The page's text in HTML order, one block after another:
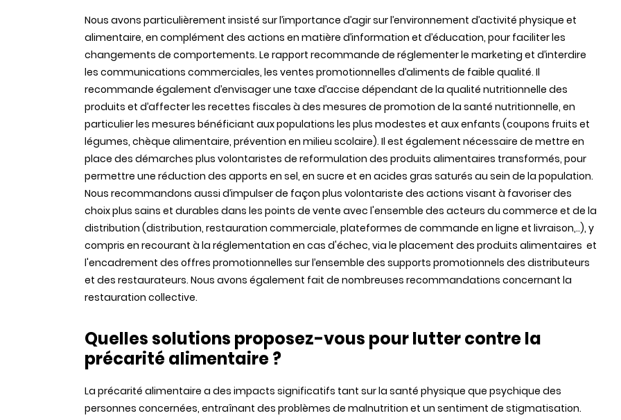
Nous avons particulièrement insisté sur l’importance d’agir sur l’environnement d’activité physique et
alimentaire, en complément des actions en matière d’information et d’éducation, pour faciliter les
changements de comportements. Le rapport recommande de réglementer le marketing et d’interdire
les communications commerciales, les ventes promotionnelles d’aliments de faible qualité. Il
recommande également d’envisager une taxe d’accise dépendant de la qualité nutritionnelle des
produits et d’affecter les recettes fiscales à des mesures de promotion de la santé nutritionnelle, en
particulier les mesures bénéficiant aux populations les plus modestes et aux enfants (coupons fruits et
légumes, chèque alimentaire, prévention en milieu scolaire). Il est également nécessaire de mettre en
place des démarches plus volontaristes de reformulation des produits alimentaires transformés, pour
permettre une réduction des apports en sel, en sucre et en acides gras saturés au sein de la population.
Nous recommandons aussi d’impulser de façon plus volontariste des actions visant à favoriser des
choix plus sains et durables dans les points de vente avec l'ensemble des acteurs du commerce et de la
distribution (distribution, restauration commerciale, plateformes de commande en ligne et livraison,..), y
compris en recourant à la réglementation en cas d'échec, via le placement des produits alimentaires et
l'encadrement des offres promotionnelles sur l’ensemble des supports promotionnels des distributeurs
et des restaurateurs. Nous avons également fait de nombreuses recommandations concernant la
restauration collective.
Quelles solutions proposez-vous pour lutter contre la
précarité alimentaire ?
La précarité alimentaire a des impacts significatifs tant sur la santé physique que psychique des
personnes concernées, entraînant des problèmes de malnutrition et un sentiment de stigmatisation.